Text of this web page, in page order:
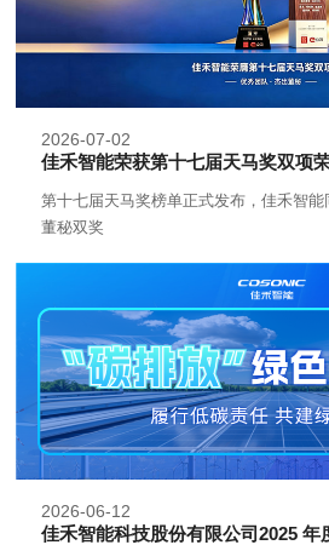
2026-07-02
佳禾智能荣获第十七届天马奖双项
第十七届天马奖榜单正式发布，佳禾智
董秘双奖
2026-06-12
佳禾智能科技股份有限公司2025 年